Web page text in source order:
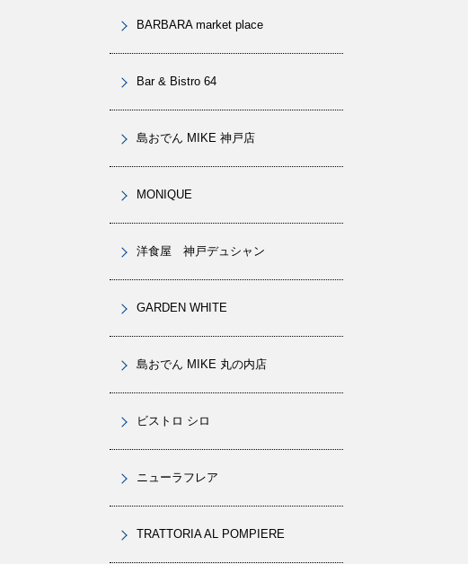
BARBARA market place
Bar & Bistro 64
島おでん MIKE 神戸店
MONIQUE
洋食屋 神戸デュシャン
GARDEN WHITE
島おでん MIKE 丸の内店
ビストロ シロ
ニューラフレア
TRATTORIA AL POMPIERE